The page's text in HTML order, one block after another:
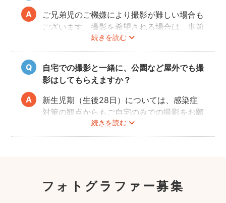
続きを読む
ご兄弟児のご機嫌により撮影が難しい場合も
ございます。撮影を希望される場合は、事前
にフォトグラファーへご相談いただけますよ
うお願いします。
自宅での撮影と一緒に、公園など屋外でも撮
影はしてもらえますか？
続きを読む
新生児期（生後28日）については、感染症
対策の観点からもご自宅のみでの撮影をお願
いします。また、生後1ヶ月以降の場合で
も、赤ちゃんへの負担を考慮して屋外での長
フォトグラファー募集